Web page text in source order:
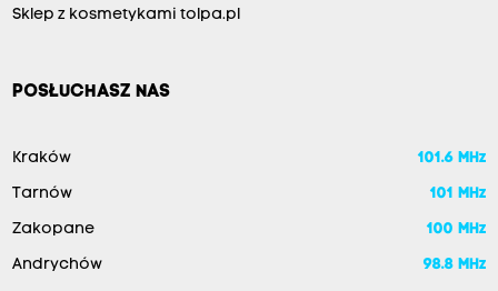
Sklep z kosmetykami tolpa.pl
POSŁUCHASZ NAS
Kraków 101.6 MHz
Tarnów 101 MHz
Zakopane 100 MHz
Andrychów 98.8 MHz